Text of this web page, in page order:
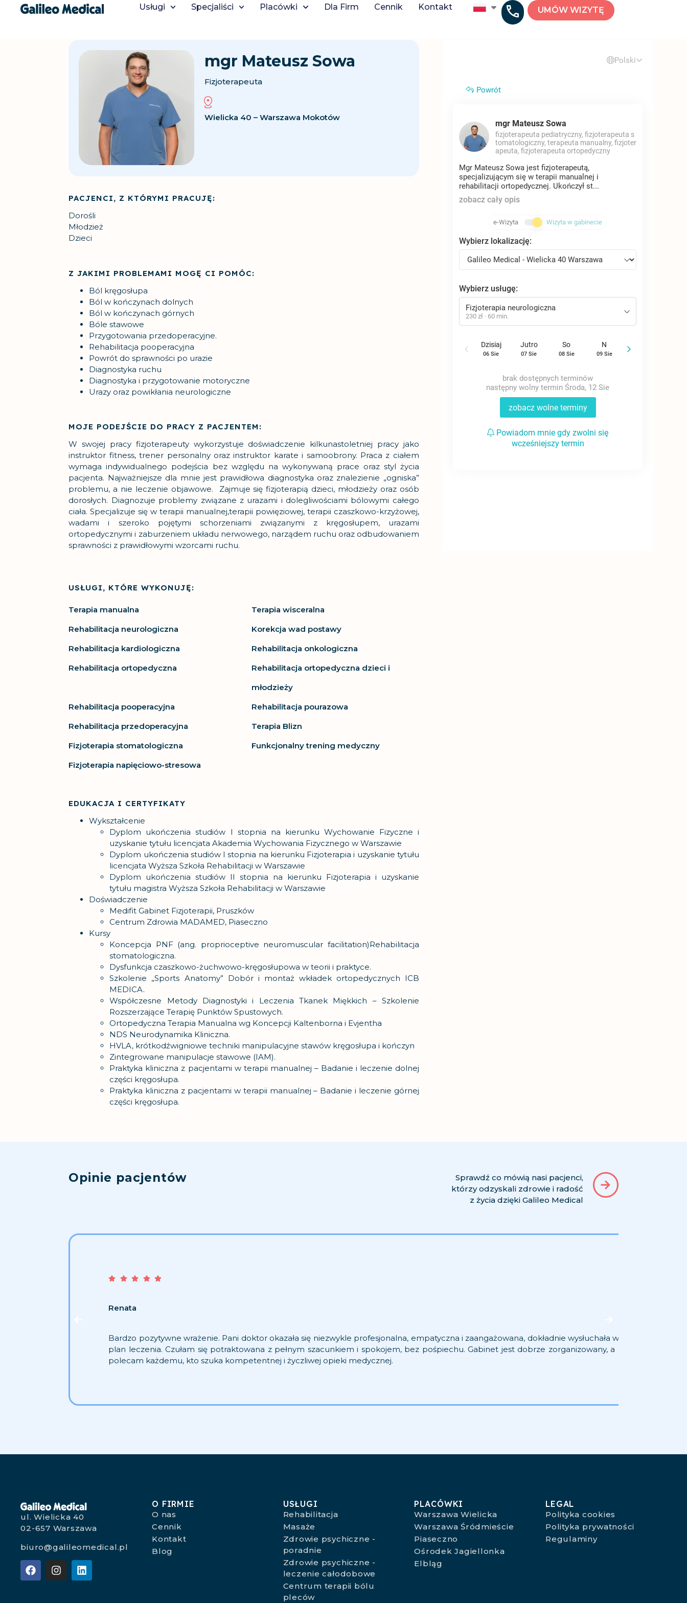
Usługi Specjaliści Placówki Dla Firm Cennik Kontakt UMÓW WIZYTĘ
mgr Mateusz Sowa
Fizjoterapeuta
Wielicka 40 – Warszawa Mokotów
PACJENCI, Z KTÓRYMI PRACUJĘ:
Dorośli
Młodzież
Dzieci
Z JAKIMI PROBLEMAMI MOGĘ CI POMÓC:
Ból kręgosłupa
Ból w kończynach dolnych
Ból w kończynach górnych
Bóle stawowe
Przygotowania przedoperacyjne.
Rehabilitacja pooperacyjna
Powrót do sprawności po urazie
Diagnostyka ruchu
Diagnostyka i przygotowanie motoryczne
Urazy oraz powikłania neurologiczne
MOJE PODEJŚCIE DO PRACY Z PACJENTEM:
W swojej pracy fizjoterapeuty wykorzystuje doświadczenie kilkunastoletniej pracy jako
instruktor fitness, trener personalny oraz instruktor karate i samoobrony. Praca z ciałem
wymaga indywidualnego podejścia bez względu na wykonywaną prace oraz styl życia
pacjenta. Najważniejsze dla mnie jest prawidłowa diagnostyka oraz znalezienie „ogniska”
problemu, a nie leczenie objawowe. Zajmuje się fizjoterapią dzieci, młodzieży oraz osób
dorosłych. Diagnozuje problemy związane z urazami i dolegliwościami bólowymi całego
ciała. Specjalizuje się w terapii manualnej,terapii powięziowej, terapii czaszkowo-krzyżowej,
wadami i szeroko pojętymi schorzeniami związanymi z kręgosłupem, urazami
ortopedycznymi i zaburzeniem układu nerwowego, narządem ruchu oraz odbudowaniem
sprawności z prawidłowymi wzorcami ruchu.
USŁUGI, KTÓRE WYKONUJĘ:
Terapia manualna
Terapia wisceralna
Rehabilitacja neurologiczna
Korekcja wad postawy
Rehabilitacja kardiologiczna
Rehabilitacja onkologiczna
Rehabilitacja ortopedyczna
Rehabilitacja ortopedyczna dzieci i
młodzieży
Rehabilitacja pooperacyjna
Rehabilitacja pourazowa
Rehabilitacja przedoperacyjna
Terapia Blizn
Fizjoterapia stomatologiczna
Funkcjonalny trening medyczny
Fizjoterapia napięciowo-stresowa
EDUKACJA I CERTYFIKATY
Wykształcenie
Dyplom ukończenia studiów I stopnia na kierunku Wychowanie Fizyczne i
uzyskanie tytułu licencjata Akademia Wychowania Fizycznego w Warszawie
Dyplom ukończenia studiów I stopnia na kierunku Fizjoterapia i uzyskanie tytułu
licencjata Wyższa Szkoła Rehabilitacji w Warszawie
Dyplom ukończenia studiów II stopnia na kierunku Fizjoterapia i uzyskanie
tytułu magistra Wyższa Szkoła Rehabilitacji w Warszawie
Doświadczenie
Medifit Gabinet Fizjoterapii, Pruszków
Centrum Zdrowia MADAMED, Piaseczno
Kursy
Koncepcja PNF (ang. proprioceptive neuromuscular facilitation)Rehabilitacja
stomatologiczna.
Dysfunkcja czaszkowo-żuchwowo-kręgosłupowa w teorii i praktyce.
Szkolenie „Sports Anatomy” Dobór i montaż wkładek ortopedycznych ICB
MEDICA.
Współczesne Metody Diagnostyki i Leczenia Tkanek Miękkich – Szkolenie
Rozszerzające Terapię Punktów Spustowych.
Ortopedyczna Terapia Manualna wg Koncepcji Kaltenborna i Evjentha
NDS Neurodynamika Kliniczna.
HVLA, krótkodźwigniowe techniki manipulacyjne stawów kręgosłupa i kończyn
Zintegrowane manipulacje stawowe (IAM).
Praktyka kliniczna z pacjentami w terapii manualnej – Badanie i leczenie dolnej
części kręgosłupa.
Praktyka kliniczna z pacjentami w terapii manualnej – Badanie i leczenie górnej
części kręgosłupa.
Opinie pacjentów
Sprawdź co mówią nasi pacjenci,
którzy odzyskali zdrowie i radość
z życia dzięki Galileo Medical
Renata
Bardzo pozytywne wrażenie. Pani doktor okazała się niezwykle profesjonalna, empatyczna i zaangażowana, dokładnie wysłuchała wszystkich
plan leczenia. Czułam się potraktowana z pełnym szacunkiem i spokojem, bez pośpiechu. Gabinet jest dobrze zorganizowany, a personel
polecam każdemu, kto szuka kompetentnej i życzliwej opieki medycznej.
ul. Wielicka 40
02-657 Warszawa
biuro@galileomedical.pl
O FIRMIE
O nas
Cennik
Kontakt
Blog
USŁUGI
Rehabilitacja
Masaże
Zdrowie psychiczne -
poradnie
Zdrowie psychiczne -
leczenie całodobowe
Centrum terapii bólu
pleców
PLACÓWKI
Warszawa Wielicka
Warszawa Śródmieście
Piaseczno
Ośrodek Jagiellonka
Elbląg
LEGAL
Polityka cookies
Polityka prywatności
Regulaminy